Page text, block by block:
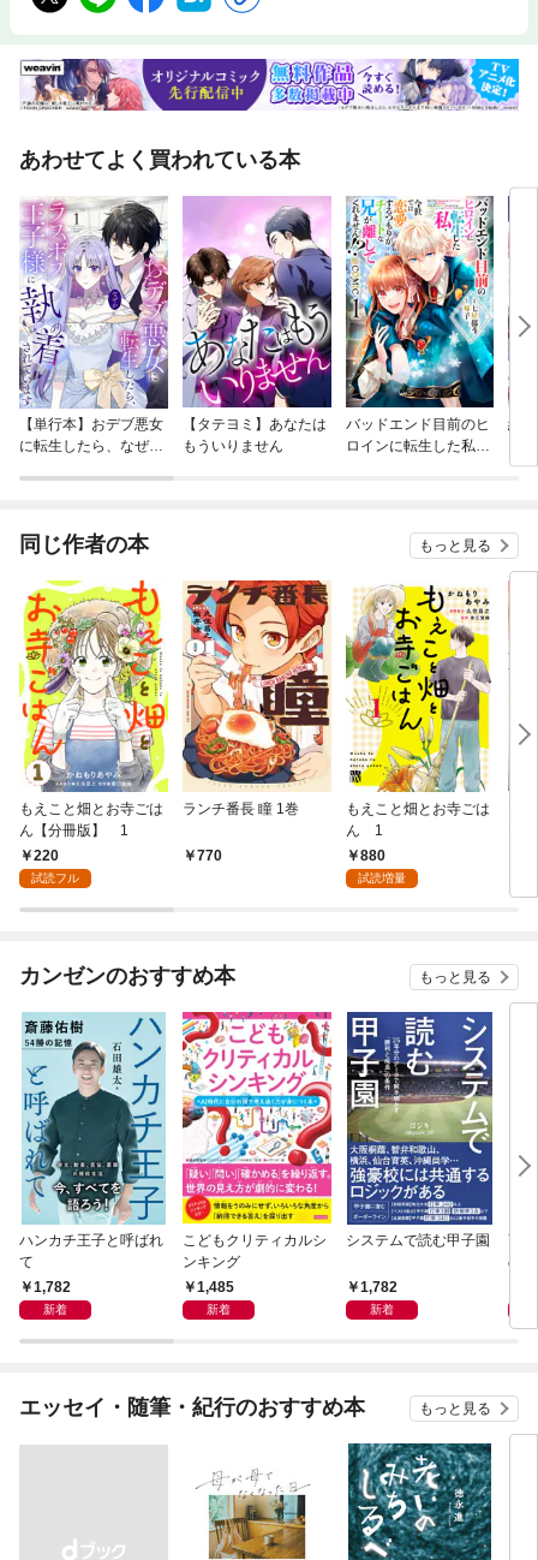
あわせてよく買われている本
【単行本】おデブ悪女
に転生したら、なぜか
【タテヨミ】あなたは
もういりません
バッドエンド目前のヒ
ロインに転生した私、
結
同じ作者の本 もっと見る
もえこと畑とお寺ごは
ん【分冊版】 1
220
試読フル
ランチ番長 瞳 1巻
770
もえこと畑とお寺ごは
ん 1
880
試読増量
カンゼンのおすすめ本 もっと見る
ハンカチ王子と呼ばれ
て
1,782
新着
こどもクリティカルシ
ンキング
1,485
新着
システムで読む甲子園
1,782
新着
育
の
ング
エッセイ・随筆・紀行のおすすめ本 もっと見る